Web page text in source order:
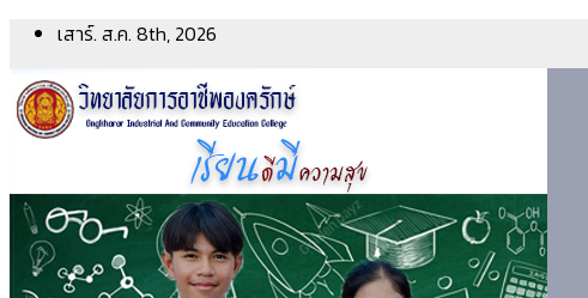
Skip
content
เสาร์. ส.ค. 8th, 2026